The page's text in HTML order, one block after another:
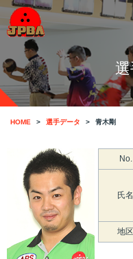
HOME 選手データ 青木剛
No.
氏名
地区